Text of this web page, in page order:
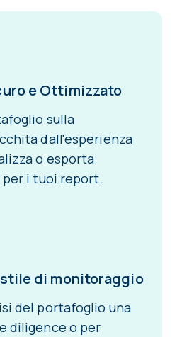
e Ottimizzato
sulla
dall'esperienza
o esporta
i tuoi report.
di monitoraggio
del portafoglio una
diligence o per